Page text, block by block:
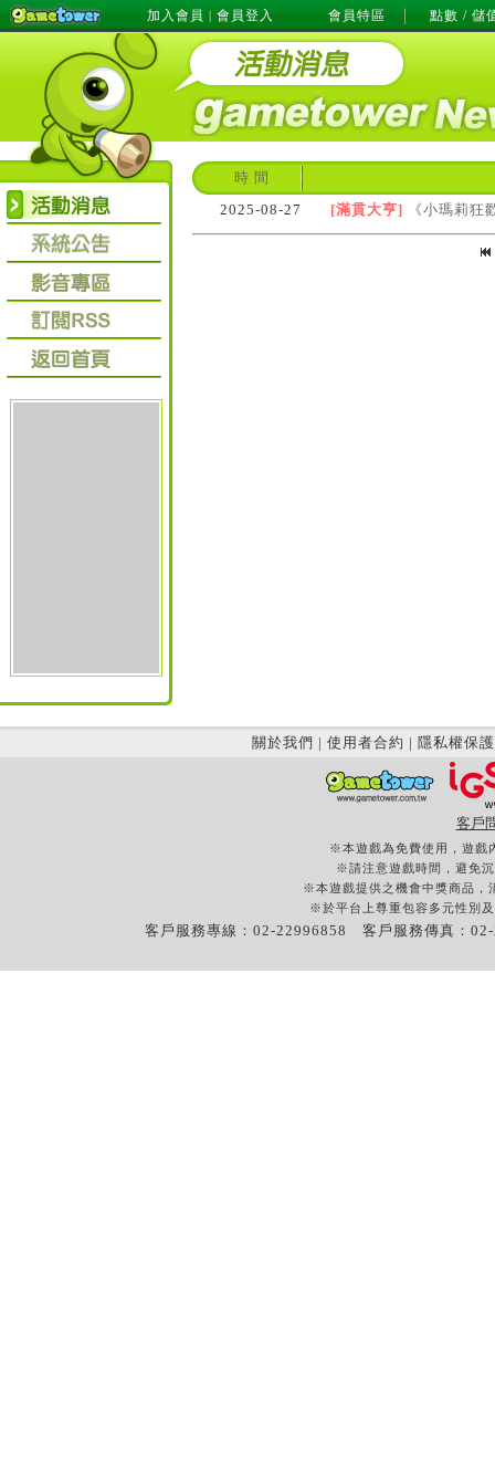
加入會員 | 會員登入 會員特區 點數 / 儲
時 間
2025-08-27
[滿貫大亨] 《小瑪莉
關於我們 | 使用者合約 | 隱私權保護
客戶
※本遊戲為免費使用，遊戲
※請注意遊戲時間，避免
※本遊戲提供之機會中獎商品，
※於平台上尊重包容多元性別
客戶服務專線：02-22996858 客戶服務傳真：